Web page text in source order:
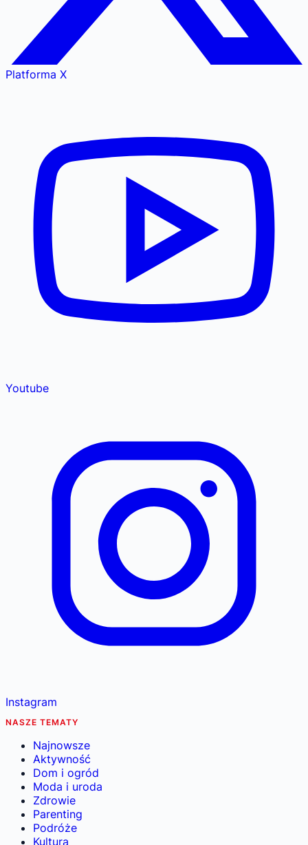
Platforma X
Youtube
Instagram
NASZE TEMATY
Najnowsze
Aktywność
Dom i ogród
Moda i uroda
Zdrowie
Parenting
Podróże
Kultura